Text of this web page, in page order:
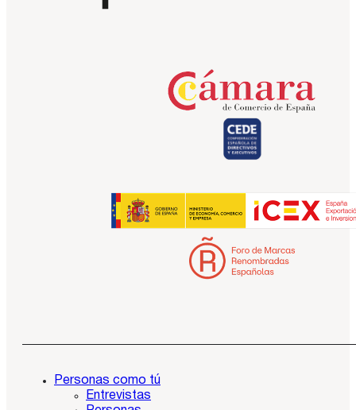
Personas como tú
Entrevistas